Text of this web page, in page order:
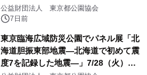
公益財団法人 東京都公園協会
7日前
東京臨海広域防災公園でパネル展「北
海道胆振東部地震―北海道で初めて震
度7を記録した地震―」7/28（火）か